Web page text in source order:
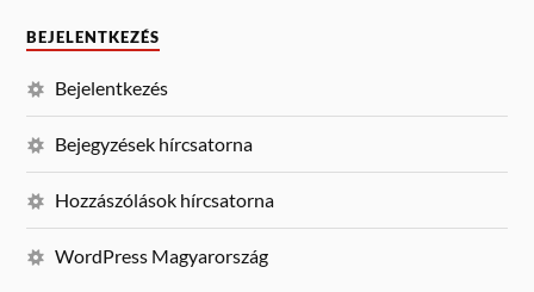
BEJELENTKEZÉS
Bejelentkezés
Bejegyzések hírcsatorna
Hozzászólások hírcsatorna
WordPress Magyarország